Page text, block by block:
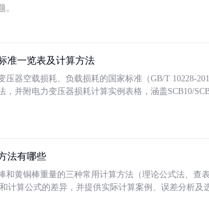
。
准一览表及计算方法
压器空载损耗、负载损耗的国家标准（GB/T 10228-
，并附电力变压器损耗计算实例表格，涵盖SCB10/
法有哪些
和黄铜棒重量的三种常用计算方法（理论公式法、查
和计算公式的差异，并提供实际计算案例、误差分析及